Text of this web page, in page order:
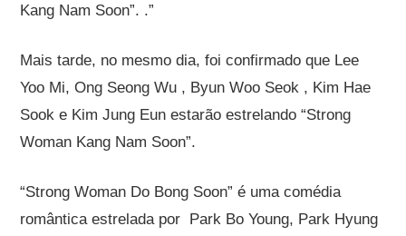
Kang Nam Soon”. .”
Mais tarde, no mesmo dia, foi confirmado que Lee
Yoo Mi,Ong Seong Wu , Byun Woo Seok , Kim Hae
Sook e Kim Jung Eun estarão estrelando “Strong
Woman Kang Nam Soon”.
“Strong Woman Do Bong Soon” é uma comédia
romântica estrelada por Park Bo Young, Park Hyung